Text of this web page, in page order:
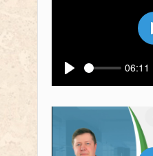
Воспроизвести
06:11